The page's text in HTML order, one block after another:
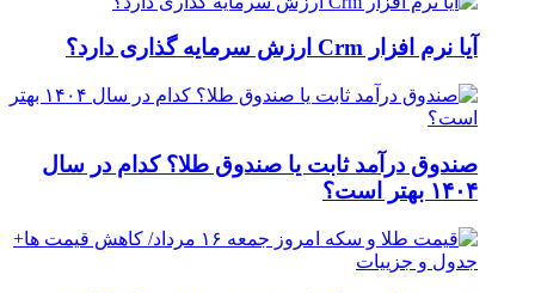
آیا نرم افزار Crm ارزش سرمایه گذاری دارد؟
صندوق درآمد ثابت یا صندوق طلا؟ کدام در سال
۱۴۰۴ بهتر است؟